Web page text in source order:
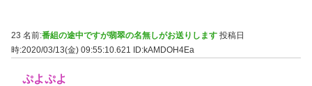
23 名前:番組の途中ですが翡翠の名無しがお送りします 投稿日
時:2020/03/13(金) 09:55:10.621
ID:kAMDOH4Ea
ぷよぷよ